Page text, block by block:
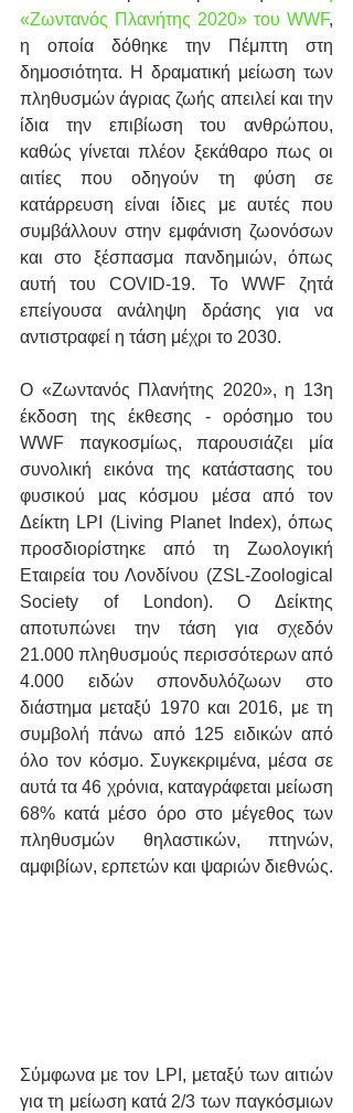
«Ζωντανός Πλανήτης 2020» του WWF,
η οποία δόθηκε την Πέμπτη στη
δημοσιότητα. Η δραματική μείωση των
πληθυσμών άγριας ζωής απειλεί και την
ίδια την επιβίωση του ανθρώπου,
καθώς γίνεται πλέον ξεκάθαρο πως οι
αιτίες που οδηγούν τη φύση σε
κατάρρευση είναι ίδιες με αυτές που
συμβάλλουν στην εμφάνιση ζωονόσων
και στο ξέσπασμα πανδημιών, όπως
αυτή του COVID-19. To WWF ζητά
επείγουσα ανάληψη δράσης για να
αντιστραφεί η τάση μέχρι το 2030.
Ο «Ζωντανός Πλανήτης 2020», η 13η
έκδοση της έκθεσης - ορόσημο του
WWF παγκοσμίως, παρουσιάζει μία
συνολική εικόνα της κατάστασης του
φυσικού μας κόσμου μέσα από τον
Δείκτη LPI (Living Planet Index), όπως
προσδιορίστηκε από τη Ζωολογική
Εταιρεία του Λονδίνου (ZSL-Zoological
Society of London). Ο Δείκτης
αποτυπώνει την τάση για σχεδόν
21.000 πληθυσμούς περισσότερων από
4.000 ειδών σπονδυλόζωων στο
διάστημα μεταξύ 1970 και 2016, με τη
συμβολή πάνω από 125 ειδικών από
όλο τον κόσμο. Συγκεκριμένα, μέσα σε
αυτά τα 46 χρόνια, καταγράφεται μείωση
68% κατά μέσο όρο στο μέγεθος των
πληθυσμών θηλαστικών, πτηνών,
αμφιβίων, ερπετών και ψαριών διεθνώς.
Σύμφωνα με τον LPI, μεταξύ των αιτιών
για τη μείωση κατά 2/3 των παγκόσμιων